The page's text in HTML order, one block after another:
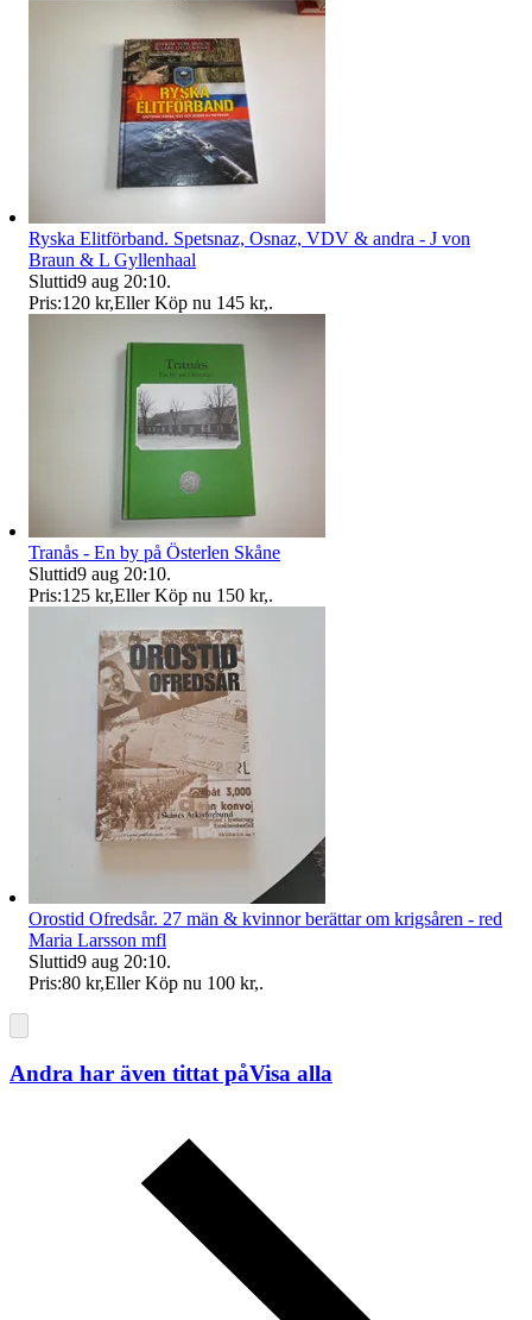
Ryska Elitförband. Spetsnaz, Osnaz, VDV & andra - J von
Braun & L Gyllenhaal
Sluttid9 aug 20:10.
Pris:120 kr,Eller Köp nu 145 kr,.
Tranås - En by på Österlen Skåne
Sluttid9 aug 20:10.
Pris:125 kr,Eller Köp nu 150 kr,.
Orostid Ofredsår. 27 män & kvinnor berättar om krigsåren - red
Maria Larsson mfl
Sluttid9 aug 20:10.
Pris:80 kr,Eller Köp nu 100 kr,.
Andra har även tittat påVisa alla